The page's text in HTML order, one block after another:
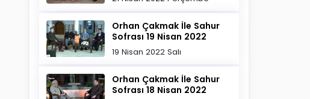
Orhan Çakmak İle Sahur
Sofrası 19 Nisan 2022
19 Nisan 2022 Salı
Orhan Çakmak İle Sahur
Sofrası 18 Nisan 2022